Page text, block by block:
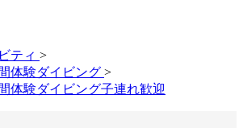
ティ >
体験ダイビング >
体験ダイビング子連れ歓迎